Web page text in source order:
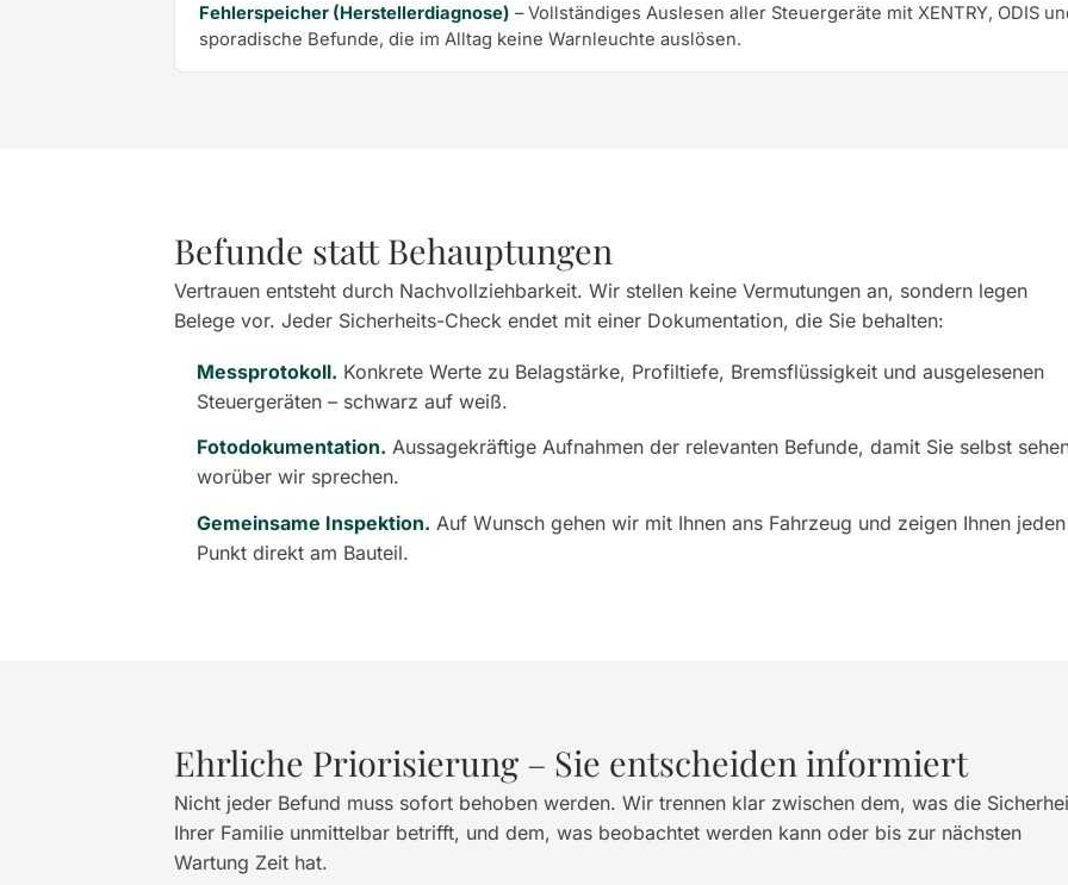
Fehlerspeicher (Herstellerdiagnose) – Vollständiges Auslesen aller Steuergeräte mit XENTRY, ODIS
sporadische Befunde, die im Alltag keine Warnleuchte auslösen.
Befunde statt Behauptungen
Vertrauen entsteht durch Nachvollziehbarkeit. Wir stellen keine Vermutungen an, sondern legen
Belege vor. Jeder Sicherheits-Check endet mit einer Dokumentation, die Sie behalten:
Messprotokoll. Konkrete Werte zu Belagstärke, Profiltiefe, Bremsflüssigkeit und ausgelesenen
Steuergeräten – schwarz auf weiß.
Fotodokumentation. Aussagekräftige Aufnahmen der relevanten Befunde, damit Sie selbst
worüber wir sprechen.
Gemeinsame Inspektion. Auf Wunsch gehen wir mit Ihnen ans Fahrzeug und zeigen Ihnen jeden
Punkt direkt am Bauteil.
Ehrliche Priorisierung – Sie entscheiden informiert
Nicht jeder Befund muss sofort behoben werden. Wir trennen klar zwischen dem, was die
Ihrer Familie unmittelbar betrifft, und dem, was beobachtet werden kann oder bis zur nächsten
Wartung Zeit hat.